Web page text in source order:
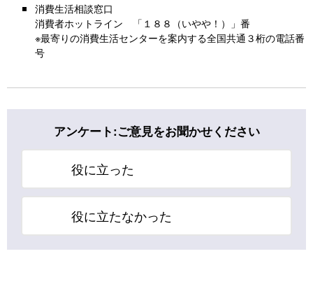
消費生活相談窓口
消費者ホットライン 「１８８（いやや！）」番
※最寄りの消費生活センターを案内する全国共通３桁の電話番
号
アンケート:ご意見をお聞かせください
役に立った
役に立たなかった